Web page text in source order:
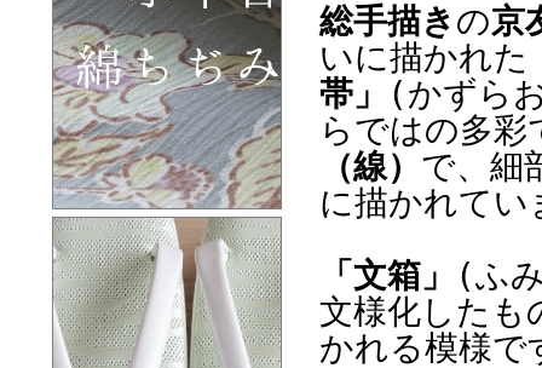
総手描きの京
いに描かれた
帯」
(かずら
らではの多彩
（線） で、細
に描かれてい
「文箱」
(ふ
文様化したも
かれる模様で